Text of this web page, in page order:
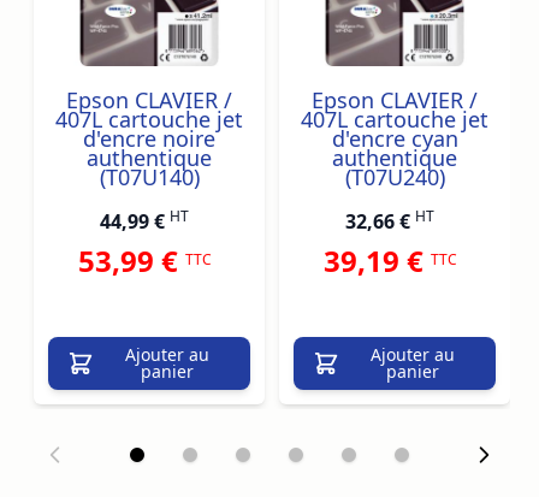
Epson CLAVIER /
407L cartouche jet
d'encre noire
authentique
(T07U140)
44,99 € HT
53,99 € TTC
Ajouter au
panier
Epson CLAVIER /
407L cartouche jet
d'encre cyan
authentique
(T07U240)
32,66 € HT
39,19 € TTC
Ajouter au
panier